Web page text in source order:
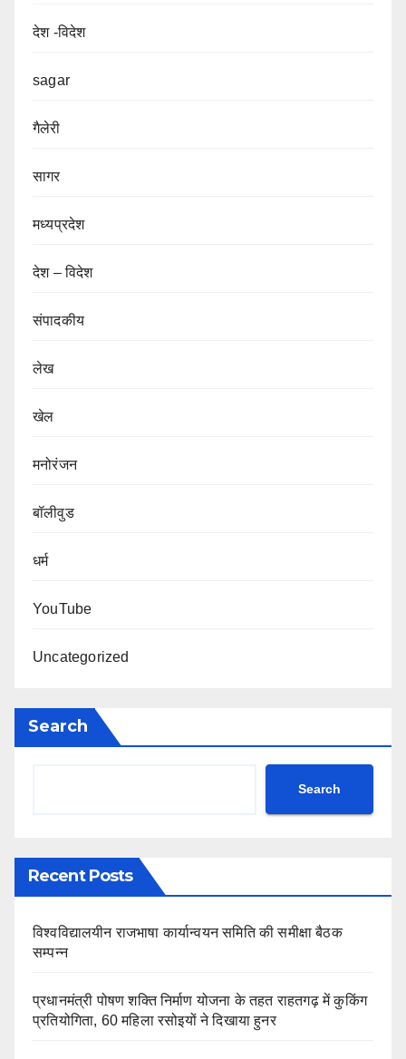
देश -विदेश
sagar
गैलेरी
सागर
मध्यप्रदेश
देश – विदेश
संपादकीय
लेख
खेल
मनोरंजन
बॉलीवुड
धर्म
YouTube
Uncategorized
Search
Search
Recent Posts
विश्वविद्यालयीन राजभाषा कार्यान्वयन समिति की समीक्षा बैठक
सम्पन्न
प्रधानमंत्री पोषण शक्ति निर्माण योजना के तहत राहतगढ़ में कुकिंग
प्रतियोगिता, 60 महिला रसोइयों ने दिखाया हुनर